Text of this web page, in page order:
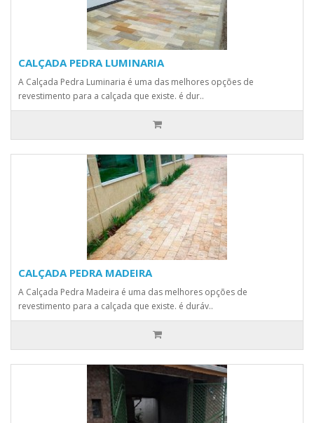
CALÇADA PEDRA LUMINARIA
A Calçada Pedra Luminaria é uma das melhores opções de
revestimento para a calçada que existe. é dur..
CALÇADA PEDRA MADEIRA
A Calçada Pedra Madeira é uma das melhores opções de
revestimento para a calçada que existe. é duráv..